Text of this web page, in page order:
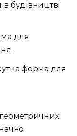
будівництві
для
форма для